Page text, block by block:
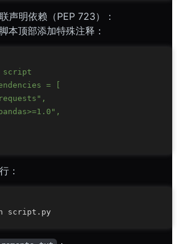
声明依赖（PEP 723）：
本顶部添加特殊注释：
= [
：